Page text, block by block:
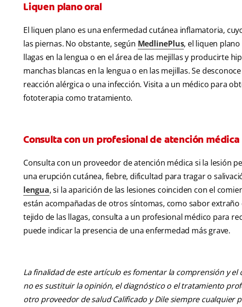
Liquen plano oral
El liquen plano es una enfermedad cutánea inflamatoria,
las piernas. No obstante, según MedlinePlus, el liquen
llagas en la lengua o en el área de las mejillas y producirte
manchas blancas en la lengua o en las mejillas. Se
reacción alérgica o una infección. Visita a un médico para
fototerapia como tratamiento.
Consulta con un profesional de atención médica
Consulta con un proveedor de atención médica si la lesión
una erupción cutánea, fiebre, dificultad para tragar o
lengua, si la aparición de las lesiones coinciden con el
están acompañadas de otros síntomas, como sabor
tejido de las llagas, consulta a un profesional médico para
puede indicar la presencia de una enfermedad más grave.
La finalidad de este artículo es fomentar la comprensión y
no es sustituir la opinión, el diagnóstico o el tratamiento
otro proveedor de salud Calificado y Dile siempre cualquier